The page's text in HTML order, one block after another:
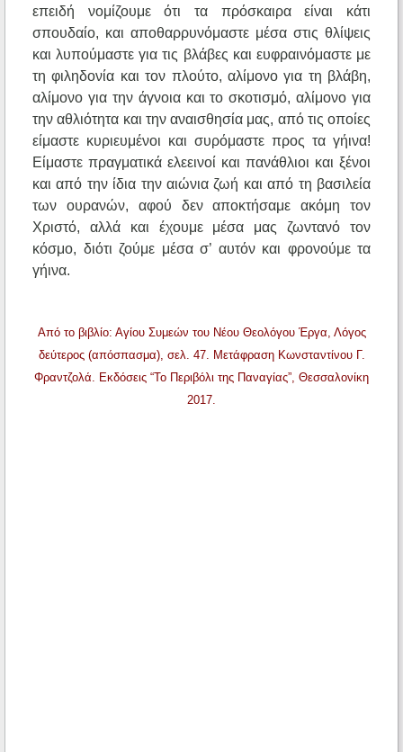
επειδή νομίζουμε ότι τα πρόσκαιρα είναι κάτι
σπουδαίο, και αποθαρρυνόμαστε μέσα στις θλίψεις
και λυπούμαστε για τις βλάβες και ευφραινόμαστε με
τη φιληδονία και τον πλούτο, αλίμονο για τη βλάβη,
αλίμονο για την άγνοια και το σκοτισμό, αλίμονο για
την αθλιότητα και την αναισθησία μας, από τις οποίες
είμαστε κυριευμένοι και συρόμαστε προς τα γήινα!
Είμαστε πραγματικά ελεεινοί και πανάθλιοι και ξένοι
και από την ίδια την αιώνια ζωή και από τη βασιλεία
των ουρανών, αφού δεν αποκτήσαμε ακόμη τον
Χριστό, αλλά και έχουμε μέσα μας ζωντανό τον
κόσμο, διότι ζούμε μέσα σ’ αυτόν και φρονούμε τα
γήινα.
Από το βιβλίο: Αγίου Συμεών του Νέου Θεολόγου Έργα, Λόγος
δεύτερος (απόσπασμα), σελ. 47. Μετάφραση Κωνσταντίνου Γ.
Φραντζολά. Εκδόσεις “Το Περιβόλι της Παναγίας”, Θεσσαλονίκη
2017.